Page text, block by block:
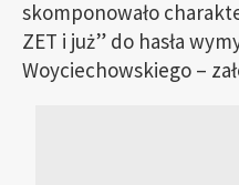
skomponowało
ZET i już” do hasła
Woyciechowskiego –